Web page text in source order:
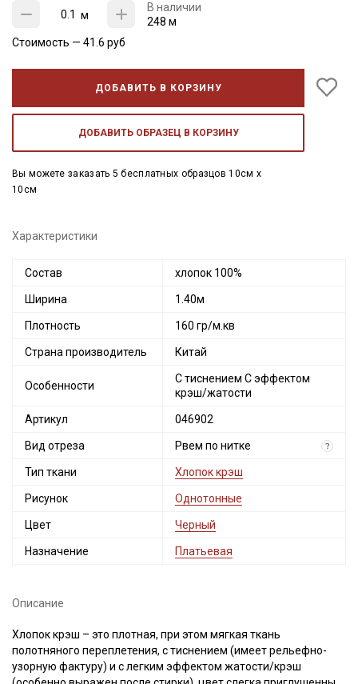
м
В наличии
248 м
Стоимость — 41.6 руб
ДОБАВИТЬ В КОРЗИНУ
ДОБАВИТЬ ОБРАЗЕЦ В КОРЗИНУ
Вы можете заказать 5 бесплатных образцов 10см x
10см
Характеристики
Состав хлопок 100%
Ширина 1.40м
Плотность 160 гр/м.кв
Страна производитель Китай
Особенности
С тиснением С эффектом
крэш/жатости
Артикул 046902
Вид отреза Рвем по нитке ?
Тип ткани Хлопок крэш
Рисунок Однотонные
Цвет Черный
Назначение Платьевая
Описание
Хлопок крэш – это плотная, при этом мягкая ткань
полотняного переплетения, с тиснением (имеет рельефно-
узорную фактуру) и с легким эффектом жатости/крэш